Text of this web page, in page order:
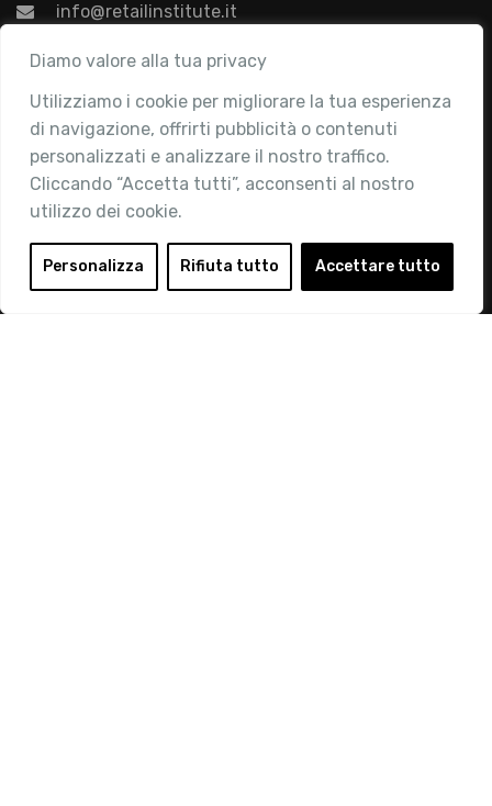
Diamo valore alla tua privacy
Utilizziamo i cookie per migliorare la tua esperienza
di navigazione, offrirti pubblicità o contenuti
personalizzati e analizzare il nostro traffico.
Cliccando “Accetta tutti”, acconsenti al nostro
utilizzo dei cookie.
Personalizza Rifiuta tutto Accettare tutto
info@retailinstitute.it
Associazione
Chi siamo
Attività
Contatti
Area Riservata
Login
Diventa Socio